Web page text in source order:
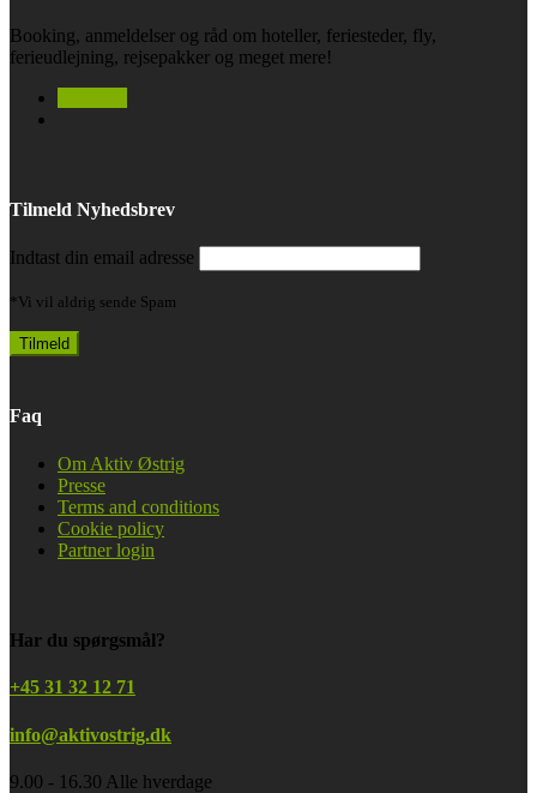
Booking, anmeldelser og råd om hoteller, feriesteder, fly,
ferieudlejning, rejsepakker og meget mere!
Tilmeld Nyhedsbrev
Indtast din email adresse
*Vi vil aldrig sende Spam
Faq
Om Aktiv Østrig
Presse
Terms and conditions
Cookie policy
Partner login
Har du spørgsmål?
+45 31 32 12 71
info@aktivostrig.dk
9.00 - 16.30 Alle hverdage